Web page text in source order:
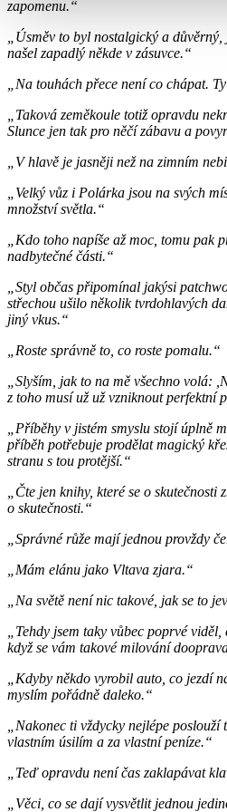
zapomenu.“
„Úsměv to byl nostalgický a
našel zapadlý někde v zásuvce.“
„Na touhách přece není co chápat.
„Taková zeměkoule totiž opravdu
Slunce jen tak pro něčí zábavu a
„V hlavě je jasněji než na zimním
„Velký vůz i Polárka jsou na svých
množství světla.“
„Kdo toho napíše až moc, tomu pak
nadbytečné části.“
„Styl občas připomínal jakýsi
střechou ušilo několik tvrdohlavých
jiný vkus.“
„Roste správně to, co roste pomalu.“
„Slyším, jak to na mě všechno volá:
z toho musí už už vzniknout perfektní
„Příběhy v jistém smyslu stojí úplně
příběh potřebuje prodělat magický
stranu s tou protější.“
„Čte jen knihy, které se o skutečnosti
o skutečnosti.“
„Správné růže mají jednou provždy
„Mám elánu jako Vltava zjara.“
„Na světě není nic takové, jak se to
„Tehdy jsem taky vůbec poprvé viděl,
když se vám takové milování
„Kdyby někdo vyrobil auto, co jezdí
myslím pořádně daleko.“
„Nakonec ti vždycky nejlépe
vlastním úsilím a za vlastní peníze.“
„Teď opravdu není čas zaklapávat
„Věci, co se dají vysvětlit jednou